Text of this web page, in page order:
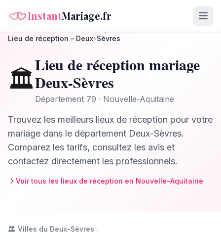
InstantMariage.fr
Lieu de réception – Deux-Sèvres
🏛️
Lieu de réceptionmariage
Deux-Sèvres
Département 79 · Nouvelle-Aquitaine
Trouvez les meilleurs lieux de réception pour votre
mariage dans le département Deux-Sèvres.
Comparez les tarifs, consultez les avis et
contactez directement les professionnels.
Voir tous les lieux de réception en Nouvelle-Aquitaine
🏛️ Villes du Deux-Sèvres :